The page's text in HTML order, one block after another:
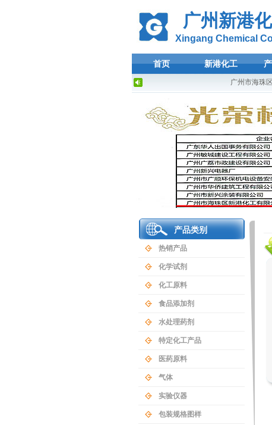
广州新港
Xingang Chemical
首页 新港化工
广州市海珠
产品类别
热销产品
化学试剂
化工原料
食品添加剂
水处理药剂
特定化工产品
医药原料
气体
实验仪器
包装规格图样